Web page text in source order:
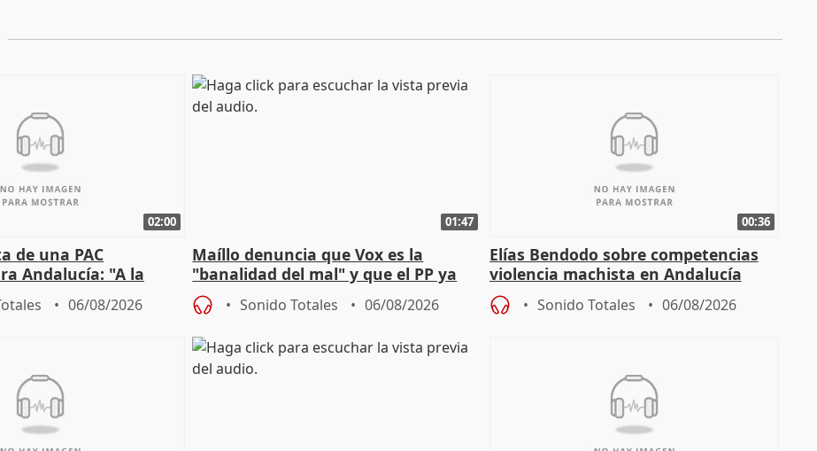
02:00
de una PAC
Andalucía: "A la
que protegerla"
06/08/2026
01:47
Maíllo denuncia que Vox es la
"banalidad del mal" y que el PP ya
asume todas sus tesis
Sonido Totales 06/08/2026
00:36
Elías Bendodo sobre competencias
violencia machista en Andalucía
Sonido Totales 06/08/2026